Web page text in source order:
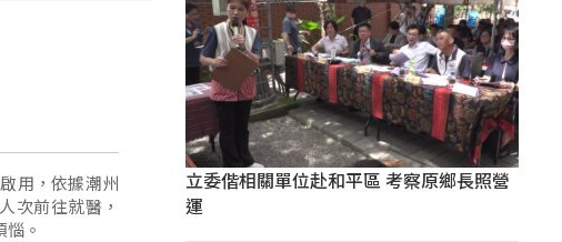
用，依據潮州
次前往就醫，
。
立委偕相關單位赴和平區 考察原鄉長照營
運